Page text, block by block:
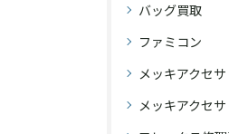
バッグ買取
ファミコン
メッキアクセ
メッキアクセ